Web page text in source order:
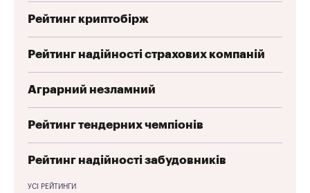
Рейтинг криптобірж
Рейтинг надійності страхових компаній
Аграрний незламний
Рейтинг тендерних чемпіонів
Рейтинг надійності забудовників
УСІ РЕЙТИНГИ